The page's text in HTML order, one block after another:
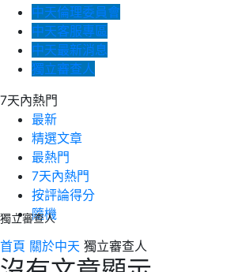
中天倫理委員會
中天客服專區
中天最新消息
獨立審查人
7天內熱門
最新
精選文章
最熱門
7天內熱門
按評論得分
隨機
獨立審查人
首頁 關於中天 獨立審查人